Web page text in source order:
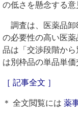
の低さを懸念する意
調査は、医薬品卸
の必要性の高い医
品は「交渉段階か
は別枠品の単品単価
［ 記事全文 ］
＊ 全文閲覧には 薬